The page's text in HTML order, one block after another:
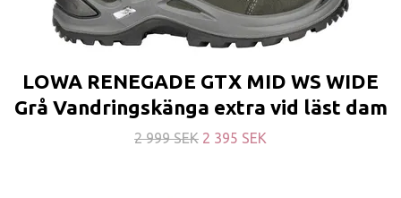
LOWA RENEGADE GTX MID WS WIDE
Grå Vandringskänga extra vid läst dam
2 999 SEK 2 395 SEK